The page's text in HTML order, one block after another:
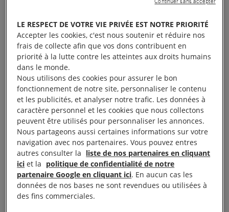
du pays. Le ministère irakien de la Défense a affirmé
que, jusqu’à présent, quelque 274 membres des
forces de sécurité ont été blessés dans le cadre de
ces actions de protestation.
La connexion à Internet a été coupée tard dans la
soirée de jeudi 12 juillet. Si l’accès a en grande
partie été rétabli lundi 16 juillet, le signal est
cependant resté faible à travers le pays et plusieurs
réseaux sociaux sont toujours bloqués.
Nous recevons des informations selon lesquelles les
forces de sécurité frappent des manifestants
LE RESPECT DE VOTRE VIE PRIVÉE EST NOTRE PRIORITÉ
Accepter les cookies, c'est nous soutenir et réduire nos
frais de collecte afin que vos dons contribuent en
priorité à la lutte contre les atteintes aux droits humains
dans le monde.
Nous utilisons des cookies pour assurer le bon
fonctionnement de notre site, personnaliser le contenu
et les publicités, et analyser notre trafic. Les données à
caractère personnel et les cookies que nous collectons
peuvent être utilisés pour personnaliser les annonces.
Nous partageons aussi certaines informations sur votre
navigation avec nos partenaires. Vous pouvez entres
autres consulter la liste de nos partenaires en cliquant
ici et la politique de confidentialité de notre
partenaire Google en cliquant ici. En aucun cas les
données de nos bases ne sont revendues ou utilisées à
des fins commerciales.